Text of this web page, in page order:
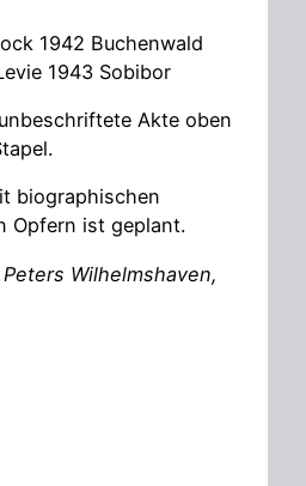
1942 Buchenwald
1943 Sobibor
Akte oben
biographischen
Opfern ist geplant.
Wilhelmshaven,